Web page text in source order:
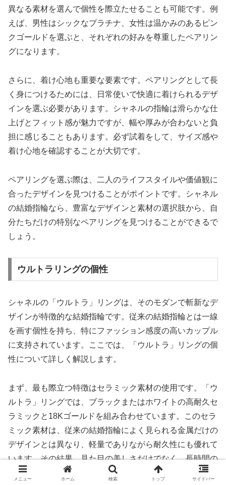
異なる素材を選んで個性を際立たせることも可能です。例
えば、男性はシックなプラチナ、女性は温かみのあるピン
クゴールドを選ぶと、それぞれの好みを尊重したペアリン
グになります。
さらに、着け心地も重要な要素です。ペアリングとして長
く身につけるためには、日常使いで快適に着けられるデザ
インを選ぶ必要があります。シャネルの指輪は滑らかな仕
上げとフィット感が魅力ですが、幅や厚みが合わないと負
担に感じることもあります。必ず試着をして、サイズ感や
着け心地を確認することが大切です。
ペアリングを選ぶ際は、二人のライフスタイルや価値観に
合ったデザインを見つけることがポイントです。シャネル
の結婚指輪なら、豊富なデザインと素材の選択肢から、自
分たちだけの特別なペアリングを見つけることができるで
しょう。
ウルトラリングの個性
シャネルの「ウルトラ」リングは、そのモダンで斬新なデ
ザインが特徴的な結婚指輪です。従来の結婚指輪とは一線
を画す個性を持ち、特にファッション感度の高いカップル
に支持されています。ここでは、「ウルトラ」リングの個
性について詳しく解説します。
まず、最も際立つ特徴はセラミック素材の使用です。「ウ
ルトラ」リングでは、ブラックまたはホワイトの高耐久セ
ラミックと18Kゴールドを組み合わせています。このセラ
ミック素材は、従来の結婚指輪によく見られる金属だけの
デザインとは異なり、軽量でありながら耐久性にも優れて
います。その結果、見た目の美しさだけでなく、長時間の
着用でも快適さを感じられる仕上がりとなっています。
メニュー ホーム 検索 トップ サイドバー